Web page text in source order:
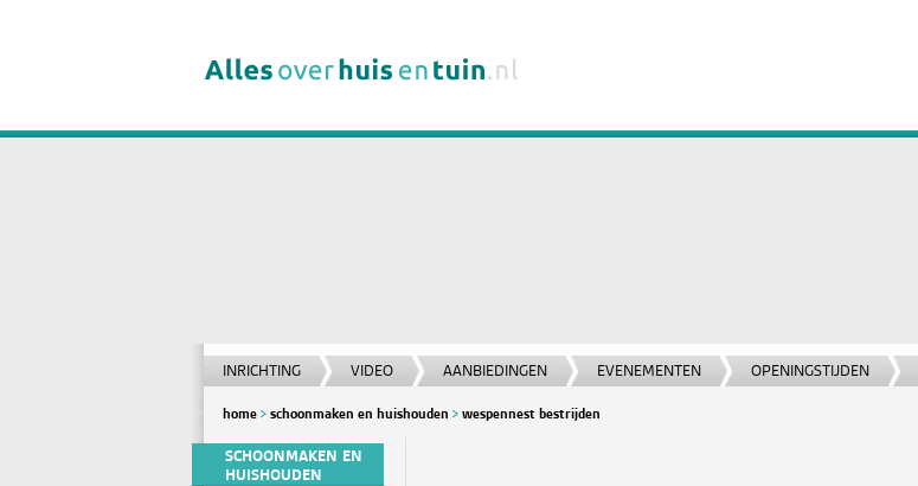
INRICHTING VIDEO AANBIEDINGEN EVENEMENTEN OPENINGSTIJDEN
home schoonmaken en huishouden wespennest bestrijden
SCHOONMAKEN EN
HUISHOUDEN